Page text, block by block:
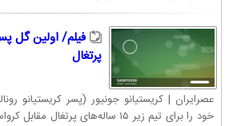
فیلم/ اولین گل
پرتغال
عصرایران | کریستیانو جونیور (پسر کریستیانو
خود را برای تیم زیر ۱۵ ساله‌های